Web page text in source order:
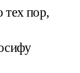
пор,